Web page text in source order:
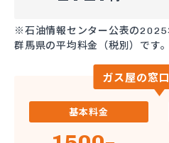
※石油情報センター公表の2025
群馬県の平均料金（税別）です。
ガス屋の窓
基本料金